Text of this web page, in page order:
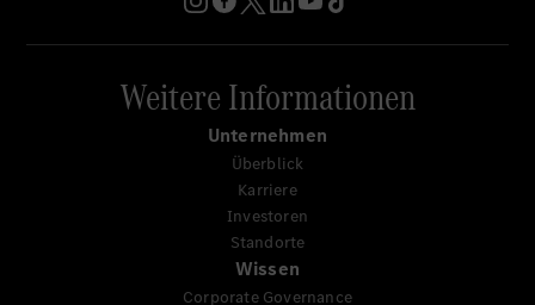
Weitere Informationen
Unternehmen
Überblick
Karriere
Investoren
Standorte
Wissen
Corporate Governance